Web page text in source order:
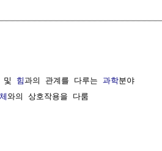
및 힘과의 관계를 다루는 과학분야
와의 상호작용을 다룸